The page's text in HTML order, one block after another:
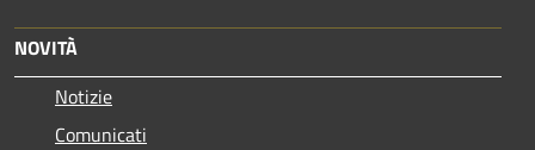
NOVITÀ
Notizie
Comunicati